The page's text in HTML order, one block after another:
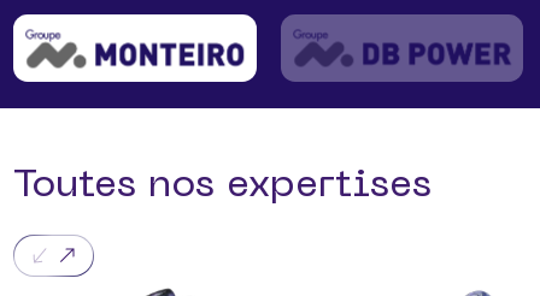
Toutes nos expertises